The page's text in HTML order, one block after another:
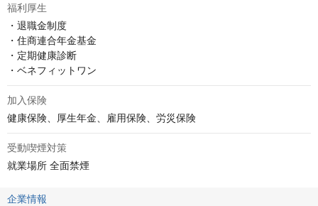
福利厚生
・退職金制度
・住商連合年金基金
・定期健康診断
・ベネフィットワン
加入保険
健康保険、厚生年金、雇用保険、労災保険
受動喫煙対策
就業場所 全面禁煙
企業情報